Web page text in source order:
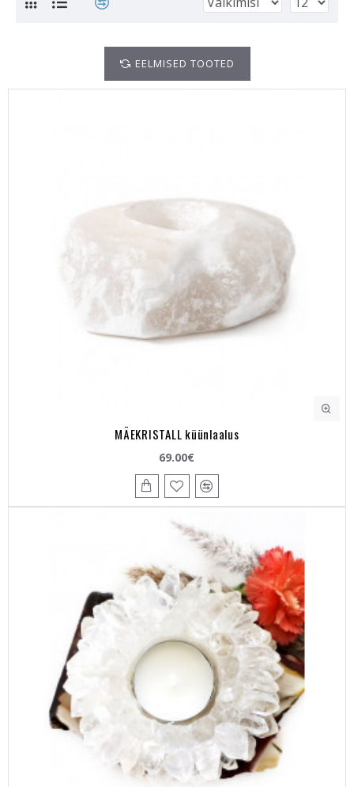
EELMISED TOOTED
MÄEKRISTALL küünlaalus
69.00€